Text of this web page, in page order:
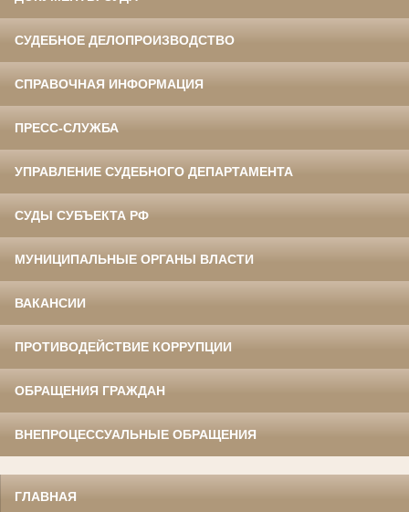
СУДЕБНОЕ ДЕЛОПРОИЗВОДСТВО
СПРАВОЧНАЯ ИНФОРМАЦИЯ
ПРЕСС-СЛУЖБА
УПРАВЛЕНИЕ СУДЕБНОГО ДЕПАРТАМЕНТА
СУДЫ СУБЪЕКТА РФ
МУНИЦИПАЛЬНЫЕ ОРГАНЫ ВЛАСТИ
ВАКАНСИИ
ПРОТИВОДЕЙСТВИЕ КОРРУПЦИИ
ОБРАЩЕНИЯ ГРАЖДАН
ВНЕПРОЦЕССУАЛЬНЫЕ ОБРАЩЕНИЯ
ГЛАВНАЯ